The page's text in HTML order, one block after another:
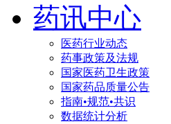
药讯中心
医药行业动态
药事政策及法规
国家医药卫生政策
国家药品质量公告
指南•规范•共识
数据统计分析